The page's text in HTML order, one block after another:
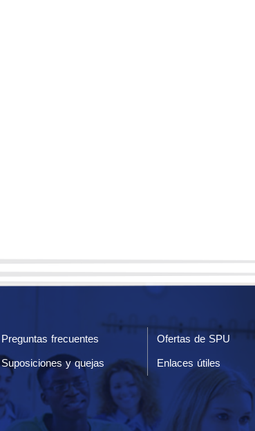
Preguntas frecuentes
Ofertas de SPU
Suposiciones y quejas
Enlaces útiles